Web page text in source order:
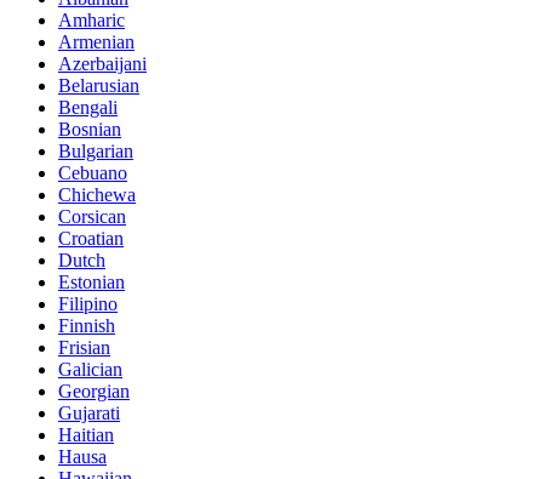
Amharic
Armenian
Azerbaijani
Belarusian
Bengali
Bosnian
Bulgarian
Cebuano
Chichewa
Corsican
Croatian
Dutch
Estonian
Filipino
Finnish
Frisian
Galician
Georgian
Gujarati
Haitian
Hausa